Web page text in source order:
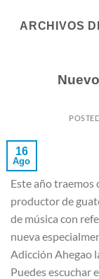
ARCHIVOS
16
Ago
Este año traemos
productor de
de música con
nueva
Adicción Ahegao
Puedes escuchar